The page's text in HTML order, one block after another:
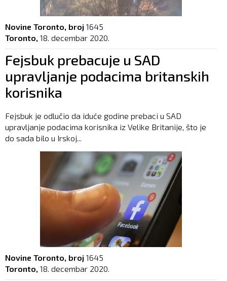
Novine Toronto, broj 1645
Toronto, 18. decembar 2020.
Fejsbuk prebacuje u SAD
upravljanje podacima britanskih
korisnika
Fejsbuk je odlučio da iduće godine prebaci u SAD
upravljanje podacima korisnika iz Velike Britanije, što je
do sada bilo u Irskoj...
Novine Toronto, broj 1645
Toronto, 18. decembar 2020.